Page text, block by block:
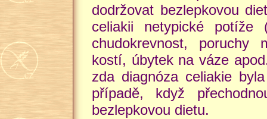
dodržovat bezlepkovou
celiakii netypické potíže
chudokrevnost, poruchy
kostí, úbytek na váze
zda diagnóza celiakie
případě, když
bezlepkovou dietu.